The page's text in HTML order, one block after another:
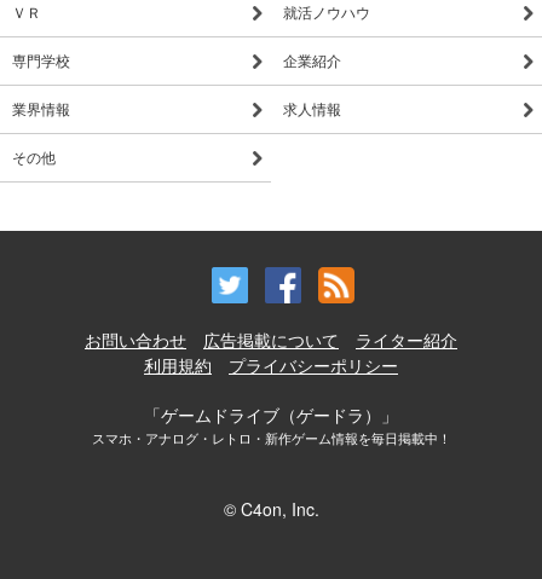
ＶＲ 就活ノウハウ
専門学校 企業紹介
業界情報 求人情報
その他
お問い合わせ 広告掲載について
ライター紹介
利用規約
プライバシーポリシー
「ゲームドライブ（ゲードラ）」
スマホ・アナログ・レトロ・新作ゲーム情報を毎日掲載中！
© C4on, Inc.